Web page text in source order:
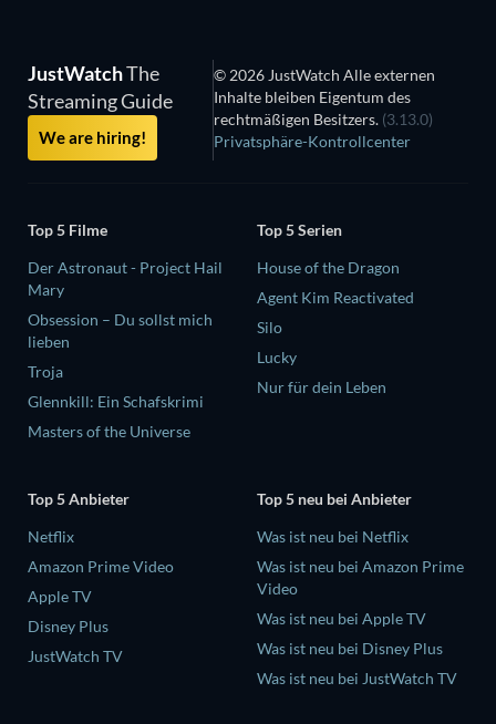
JustWatchThe
Streaming Guide
We are hiring!
© 2026 JustWatch Alle externen
Inhalte bleiben Eigentum des
rechtmäßigen Besitzers. (3.13.0)
Privatsphäre-Kontrollcenter
Top 5 Filme
Der Astronaut - Project Hail
Mary
Obsession – Du sollst mich
lieben
Troja
Glennkill: Ein Schafskrimi
Masters of the Universe
Top 5 Serien
House of the Dragon
Agent Kim Reactivated
Silo
Lucky
Nur für dein Leben
Top 5 Anbieter
Netflix
Amazon Prime Video
Apple TV
Disney Plus
JustWatch TV
Top 5 neu bei Anbieter
Was ist neu bei Netflix
Was ist neu bei Amazon Prime
Video
Was ist neu bei Apple TV
Was ist neu bei Disney Plus
Was ist neu bei JustWatch TV